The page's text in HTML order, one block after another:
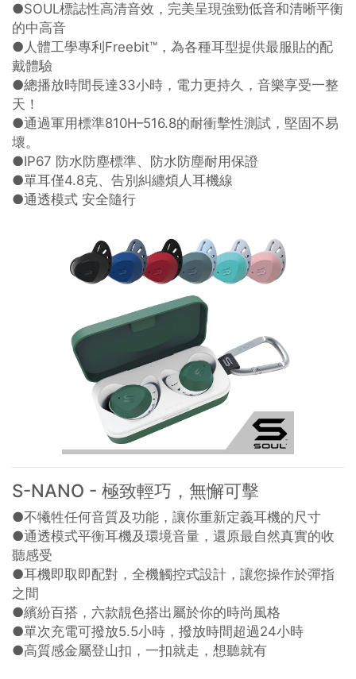
●SOUL標誌性高清音效，完美呈現強勁低音和清晰平衡
的中高音
●人體工學專利Freebit™，為各種耳型提供最服貼的配
戴體驗
●總播放時間長達33小時，電力更持久，音樂享受一整
天！
●通過軍用標準810H–516.8的耐衝擊性測試，堅固不易
壞。
●IP67 防水防塵標準、防水防塵耐用保證
●單耳僅4.8克、告別糾纏煩人耳機線
●通透模式 安全隨行
S-NANO - 極致輕巧，無懈可擊
●不犧牲任何音質及功能，讓你重新定義耳機的尺寸
●通透模式平衡耳機及環境音量，還原最自然真實的收
聽感受
●耳機即取即配對，全機觸控式設計，讓您操作於彈指
之間
●繽紛百搭，六款靚色搭出屬於你的時尚風格
●單次充電可撥放5.5小時，撥放時間超過24小時